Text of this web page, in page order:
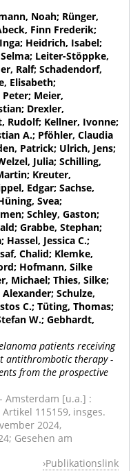
Noah; Rünger,
Finn Frederik;
Heidrich, Isabel;
Leiter-Stöppke,
Ralf; Schadendorf,
Elisabeth;
Meier,
Drexler,
Rudolf; Kellner, Ivonne;
A.; Pföhler, Claudia
Patrick; Ulrich, Jens;
Julia; Schilling,
Kreuter,
Edgar; Sachse,
Svea;
Schley, Gaston;
Grabbe, Stephan;
Jessica C.;
Chalid; Klemke,
Hofmann, Silke
Michael; Thies, Silke;
Schulze,
C.; Tüting, Thomas;
W.; Gebhardt,
patients receiving
antithrombotic therapy -
from the prospective
Amsterdam [u.a.] :
Artikel 115159, insges.
2024,
Gesehen am
Publikationslink